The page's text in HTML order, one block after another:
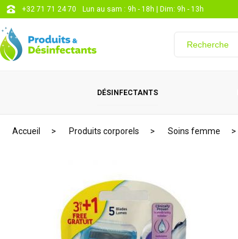
+32 71 71 24 70 Lun au sam : 9h - 18h | Dim: 9h - 13h
DÉSINFECTANTS
Accueil Produits corporels Soins femme